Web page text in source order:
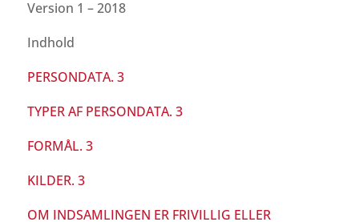
Version 1 – 2018
Indhold
PERSONDATA. 3
TYPER AF PERSONDATA. 3
FORMÅL. 3
KILDER. 3
OM INDSAMLINGEN ER FRIVILLIG ELLER